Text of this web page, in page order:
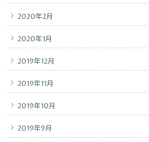
2020年2月
2020年1月
2019年12月
2019年11月
2019年10月
2019年9月